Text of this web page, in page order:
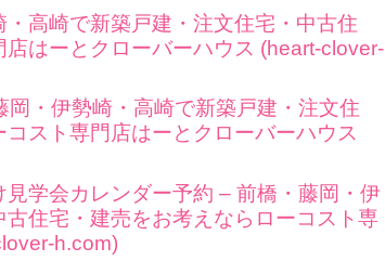
高崎で新築戸建・注文住宅・中古住
はーとクローバーハウス (heart-clover-
岡・伊勢崎・高崎で新築戸建・注文住
スト専門店はーとクローバーハウス
学会カレンダー予約 – 前橋・藤岡・伊
住宅・建売をお考えならローコスト専
h.com)